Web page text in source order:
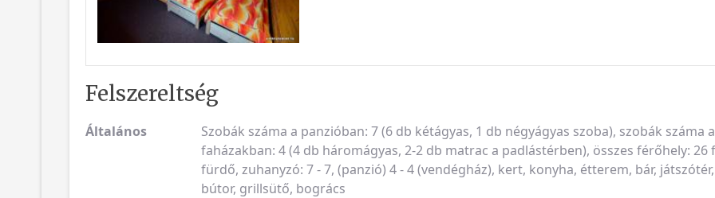
Felszereltség
Általános
Szobák száma a panzióban: 7 (6 db kétágyas, 1 db négyágyas szoba), szobák száma a
faházakban: 4 (4 db háromágyas, 2-2 db matrac a padlástérben), összes férőhely: 26
fürdő, zuhanyzó: 7 - 7, (panzió) 4 - 4 (vendégház), kert, konyha, étterem, bár,
bútor, grillsütő, bogrács